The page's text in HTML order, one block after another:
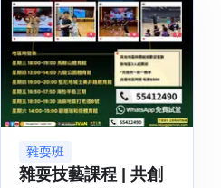
雜耍班
雜耍技藝課程 | 共創